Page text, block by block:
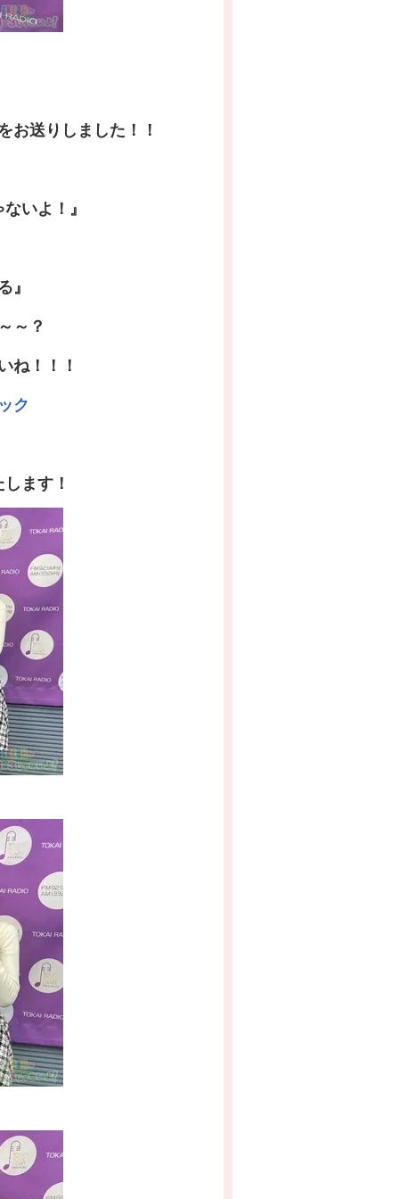
お送りしました！！
いよ！』
』
～？
ね！！！
ク
ます！